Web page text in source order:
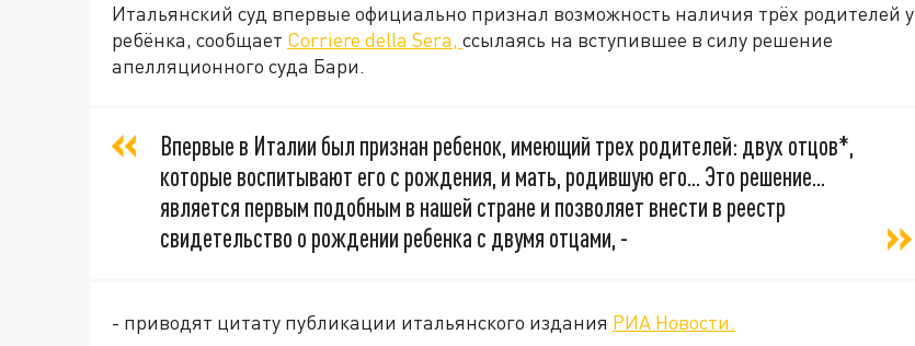
Итальянский суд впервые официально признал возможность наличия трёх родителей у
ребёнка, сообщает Corriere della Sera, ссылаясь на вступившее в силу решение
апелляционного суда Бари.
Впервые в Италии был признан ребенок, имеющий трех родителей: двух отцов*,
которые воспитывают его с рождения, и мать, родившую его... Это решение...
является первым подобным в нашей стране и позволяет внести в реестр
свидетельство о рождении ребенка с двумя отцами, -
- приводят цитату публикации итальянского издания РИА Новости.